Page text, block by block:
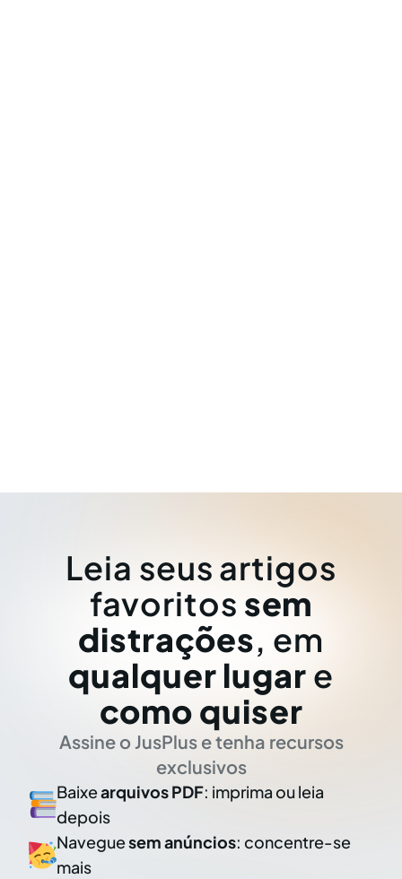
Leia seus artigos
favoritos sem
distrações, em
qualquer lugar e
como quiser
Assine o JusPlus e tenha recursos
exclusivos
Baixearquivos PDF: imprima ou leia
depois
Naveguesem anúncios: concentre-se
mais